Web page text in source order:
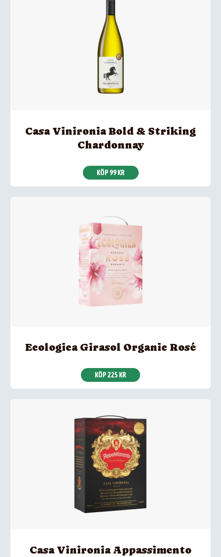
Casa Vinironia Bold & Striking
Chardonnay
KÖP 99 KR
Ecologica Girasol Organic Rosé
KÖP 225 KR
Casa Vinironia Appassimento